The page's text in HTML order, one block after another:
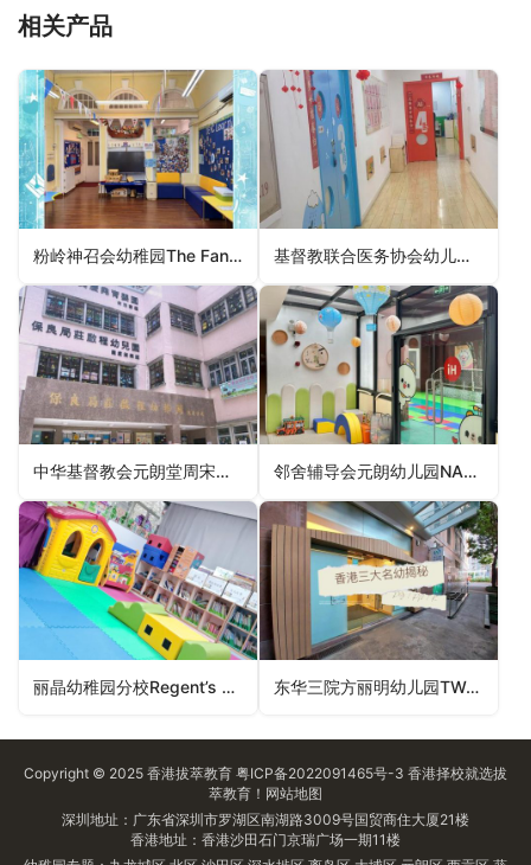
相关产品
粉岭神召会幼稚园The Fanling Assemblies of God Kindergarten（北区幼稚园） 基督教联合医务协会幼儿学校United Christian Med Service Nursery School（观塘区幼稚园）
中华基督教会元朗堂周宋主爱幼儿园Yuen Long Church (CCC) Chow Sung Chu Oi Nursery School（元朗区幼稚园） 邻舍辅导会元朗幼儿园NAAC Yuen Long Day Nursery（元朗区幼稚园）
丽晶幼稚园分校Regent’s Kindergarten (Branch School)（元朗区幼稚园） 东华三院方丽明幼儿园TWGHs Fong Lai Ming Nursery School（大埔区幼稚园）
Copyright © 2025 香港拔萃教育 粤ICP备2022091465号-3 香港择校就选拔
萃教育！ 网站地图
深圳地址：广东省深圳市罗湖区南湖路3009号国贸商住大厦21楼
香港地址：香港沙田石门京瑞广场一期11楼